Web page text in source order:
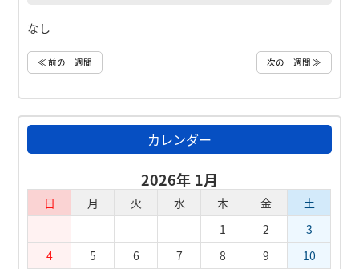
なし
≪ 前の一週間 次の一週間 ≫
カレンダー
2026年 1月
日 月 火 水 木 金
土
1
2
3
4
5 6 7 8 9
10